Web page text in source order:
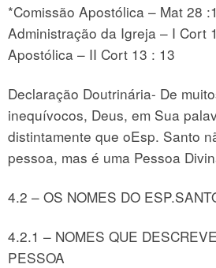
*Comissão Apostólica – Mat 28
Administração da Igreja – I Cort
Apostólica – II Cort 13 : 13
Declaração Doutrinária- De
inequívocos, Deus, em Sua
distintamente que oEsp. Santo
pessoa, mas é uma Pessoa
4.2 – OS NOMES DO
4.2.1 – NOMES QUE
PESSOA